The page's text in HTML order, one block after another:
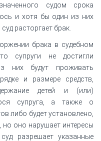
судом срока
и хотя бы один из них
расторгает брак.
брака в судебном
супруги не достигли
будут проживать
и размере средств,
детей и (или)
супруга, а также о
либо будет установлено,
но оно нарушает интересы
разрешает указанные